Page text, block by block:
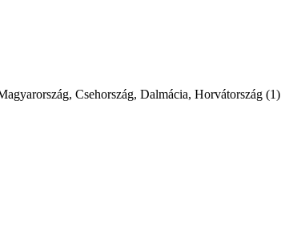
Csehország, Dalmácia, Horvátország (1)